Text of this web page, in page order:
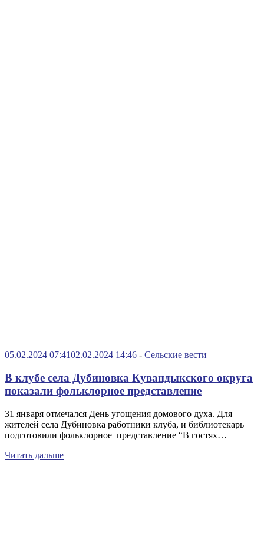
05.02.2024 07:4102.02.2024 14:46 - Сельские вести
В клубе села Дубиновка Кувандыкского округа
показали фольклорное представление
31 января отмечался День угощения домового духа. Для
жителей села Дубиновка работники клуба, и библиотекарь
подготовили фольклорное представление “В гостях…
Читать дальше